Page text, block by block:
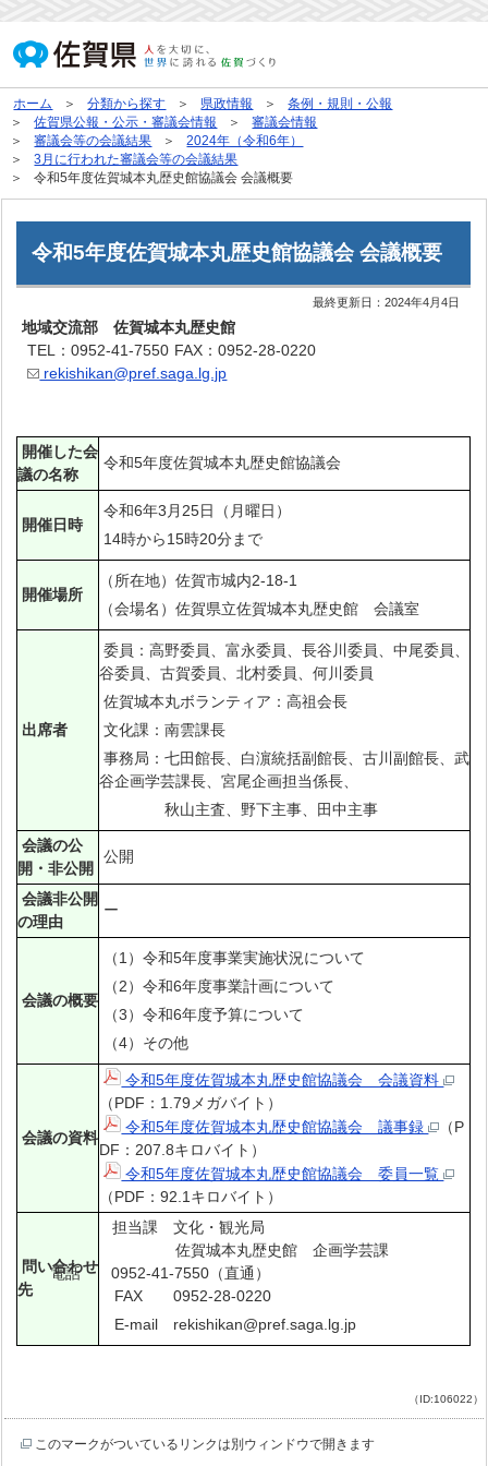
ホーム 分類から探す 県政情報
条例・規則・公報
佐賀県公報・公示・審議会情報
審議会情報
審議会等の会議結果
2024年（令和6年）
3月に行われた審議会等の会議結果
令和5年度佐賀城本丸歴史館協議会 会議概要
令和5年度佐賀城本丸歴史館協議会 会議概要
最終更新日：2024年4月4日
地域交流部 佐賀城本丸歴史館
TEL：0952-41-7550 FAX：0952-28-0220
rekishikan@pref.saga.lg.jp
開催した会
議の名称
令和5年度佐賀城本丸歴史館協議会
開催日時
令和6年3月25日（月曜日）
14時から15時20分まで
開催場所
（所在地）佐賀市城内2-18-1
（会場名）佐賀県立佐賀城本丸歴史館 会議室
出席者
委員：高野委員、富永委員、長谷川委員、中尾委員、
谷委員、古賀委員、北村委員、何川委員
佐賀城本丸ボランティア：高祖会長
文化課：南雲課長
事務局：七田館長、白濵統括副館長、古川副館長、武
谷企画学芸課長、宮尾企画担当係長、
秋山主査、野下主事、田中主事
会議の公
開・非公開
公開
会議非公開
の理由
ー
会議の概要
（1）令和5年度事業実施状況について
（2）令和6年度事業計画について
（3）令和6年度予算について
（4）その他
会議の資料
令和5年度佐賀城本丸歴史館協議会 会議資料
（PDF：1.79メガバイト）
令和5年度佐賀城本丸歴史館協議会 議事録
（P
DF：207.8キロバイト）
令和5年度佐賀城本丸歴史館協議会 委員一覧
（PDF：92.1キロバイト）
問い合わせ
先
担当課 文化・観光局
佐賀城本丸歴史館 企画学芸課
電話 0952-41-7550（直通）
FAX 0952-28-0220
E-mail rekishikan@pref.saga.lg.jp
（ID:106022）
このマークがついているリンクは別ウィンドウで開きます